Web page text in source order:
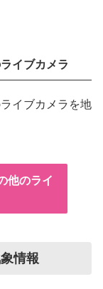
イブカメラ
イブカメラを地
他のライ
情報